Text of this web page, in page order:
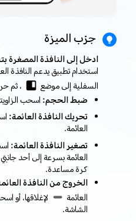
جرّب الميزة
ادخل إلى النافذة المصغرة
استخدام تطبيق يدعم النافذة
السفلية إلى موضع
، ثم
ضبط الحجم: اسحب
تحريك النافذة العائمة:
العائمة.
تصغير النافذة العائمة:
العائمة بسرعة إلى أحد
كرة مساعدة.
الخروج من النافذة
العائمة
لإغلاقها، أو
الشاشة.